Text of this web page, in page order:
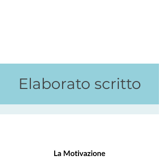
Elaborato scritto